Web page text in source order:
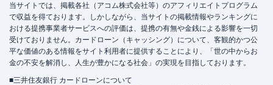
当サイトでは、掲載各社（アコム株式会社等）のアフィリエイトプログラム
で収益を得ております。しかしながら、当サイトの掲載情報やランキングに
おける提携事業者サービスへの評価は、提携の有無や金銭による影響を一切
受けておりません。カードローン（キャッシング）について、客観的かつ公
平な価値のある情報をサイト利用者に提供することにより、「世の中からお
金の不安を解消し、人生が豊かになる社会」の実現を目指しております。
■三井住友銀行 カードローンについて